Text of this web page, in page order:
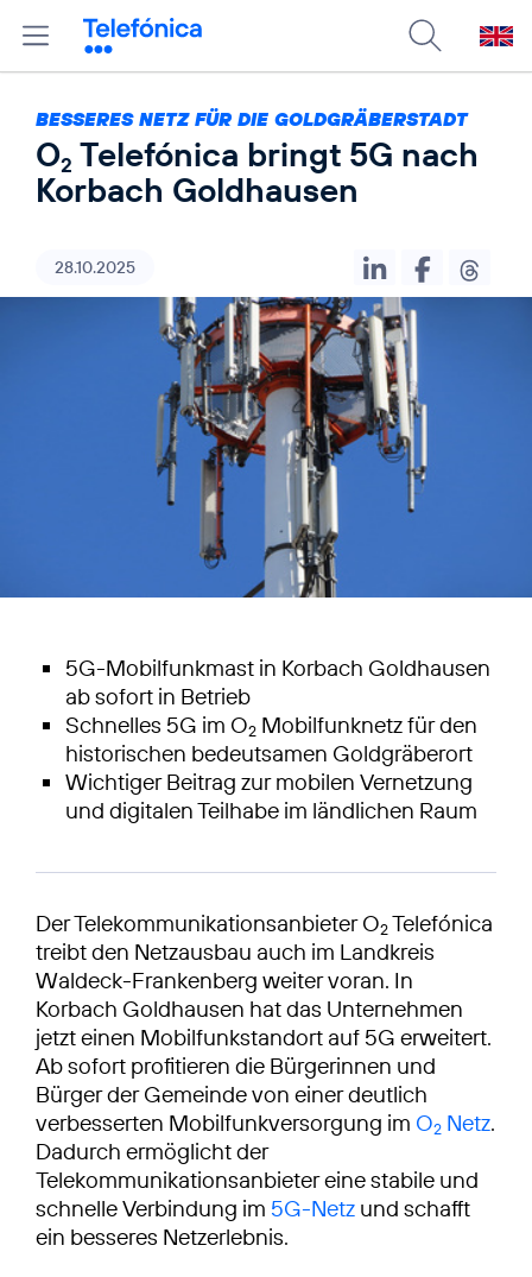
BESSERES NETZ FÜR DIE GOLDGRÄBERSTADT
O2 Telefónica bringt 5G nach
Korbach Goldhausen
28.10.2025
5G-Mobilfunkmast in Korbach Goldhausen
ab sofort in Betrieb
Schnelles 5G im O2 Mobilfunknetz für den
historischen bedeutsamen Goldgräberort
Wichtiger Beitrag zur mobilen Vernetzung
und digitalen Teilhabe im ländlichen Raum
Der Telekommunikationsanbieter O2Telefónica
treibt den Netzausbau auch im Landkreis
Waldeck-Frankenberg weiter voran. In
Korbach Goldhausen hat das Unternehmen
jetzt einen Mobilfunkstandort auf 5G erweitert.
Ab sofort profitieren die Bürgerinnen und
Bürger der Gemeinde von einer deutlich
verbesserten Mobilfunkversorgung im O2 Netz.
Dadurch ermöglicht der
Telekommunikationsanbieter eine stabile und
schnelle Verbindung im 5G-Netz und schafft
ein besseres Netzerlebnis.